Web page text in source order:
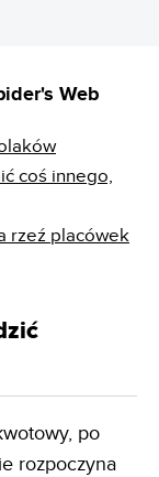
Web
coś innego,
rzeź placówek
po
rozpoczyna